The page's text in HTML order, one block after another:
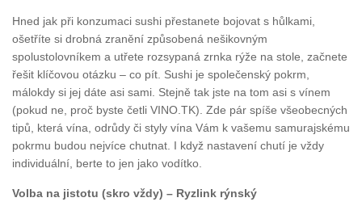
Hned jak při konzumaci sushi přestanete bojovat s hůlkami,
ošetříte si drobná zranění způsobená nešikovným
spolustolovníkem a utřete rozsypaná zrnka rýže na stole, začnete
řešit klíčovou otázku – co pít. Sushi je společenský pokrm,
málokdy si jej dáte asi sami. Stejně tak jste na tom asi s vínem
(pokud ne, proč byste četli VINO.TK). Zde pár spíše všeobecných
tipů, která vína, odrůdy či styly vína Vám k vašemu samurajskému
pokrmu budou nejvíce chutnat. I když nastavení chutí je vždy
individuální, berte to jen jako vodítko.
Volba na jistotu (skro vždy) – Ryzlink rýnský